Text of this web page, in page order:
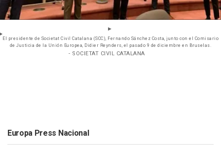
El presidente de Societat Civil Catalana (SCC), Fernando Sánchez Costa, junto con el Comisario
de Justicia de la Unión Europea, Didier Reynders, el pasado 9 de diciembre en Bruselas.
- SOCIETAT CIVIL CATALANA
Europa Press Nacional